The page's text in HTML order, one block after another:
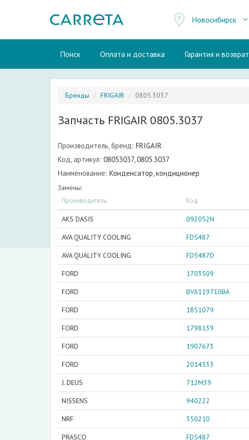
Новосибирск
Поиск Оплата и доставка Гарантия и возврат
Бренды FRIGAIR 0805.3037
Запчасть FRIGAIR 0805.3037
Производитель, бренд: FRIGAIR
Код, артикул: 08053037, 0805.3037
Наименование: Конденсатор, кондиционер
Замены:
Производитель Код
AKS DASIS 092052N
AVA QUALITY COOLING FD5487
AVA QUALITY COOLING FD5487D
FORD 1703509
FORD BV6119710BA
FORD 1851079
FORD 1798139
FORD 1907673
FORD 2014533
J. DEUS 712M39
NISSENS 940222
NRF 350210
PRASCO FD5487